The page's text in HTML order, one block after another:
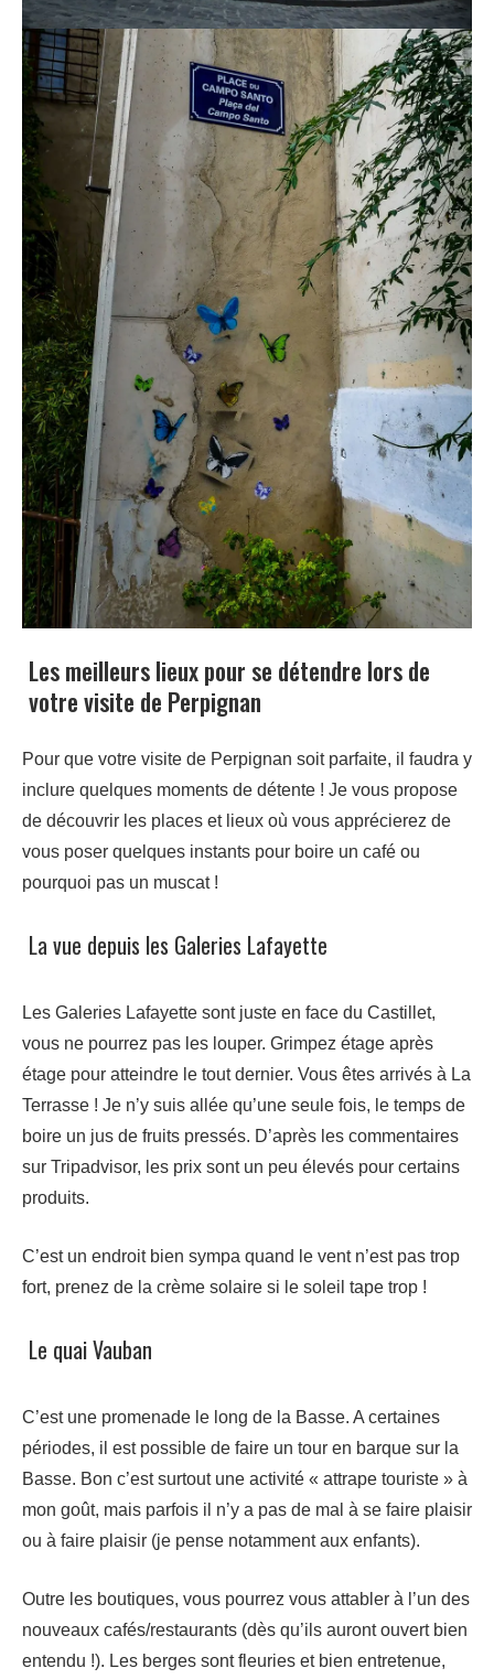
Les meilleurs lieux pour se détendre lors de
votre visite de Perpignan
Pour que votre visite de Perpignan soit parfaite, il faudra y
inclure quelques moments de détente ! Je vous propose
de découvrir les places et lieux où vous apprécierez de
vous poser quelques instants pour boire un café ou
pourquoi pas un muscat !
La vue depuis les Galeries Lafayette
Les Galeries Lafayette sont juste en face du Castillet,
vous ne pourrez pas les louper. Grimpez étage après
étage pour atteindre le tout dernier. Vous êtes arrivés à La
Terrasse ! Je n’y suis allée qu’une seule fois, le temps de
boire un jus de fruits pressés. D’après les commentaires
sur Tripadvisor, les prix sont un peu élevés pour certains
produits.
C’est un endroit bien sympa quand le vent n’est pas trop
fort, prenez de la crème solaire si le soleil tape trop !
Le quai Vauban
C’est une promenade le long de la Basse. A certaines
périodes, il est possible de faire un tour en barque sur la
Basse. Bon c’est surtout une activité « attrape touriste » à
mon goût, mais parfois il n’y a pas de mal à se faire plaisir
ou à faire plaisir (je pense notamment aux enfants).
Outre les boutiques, vous pourrez vous attabler à l’un des
nouveaux cafés/restaurants (dès qu’ils auront ouvert bien
entendu !). Les berges sont fleuries et bien entretenue,